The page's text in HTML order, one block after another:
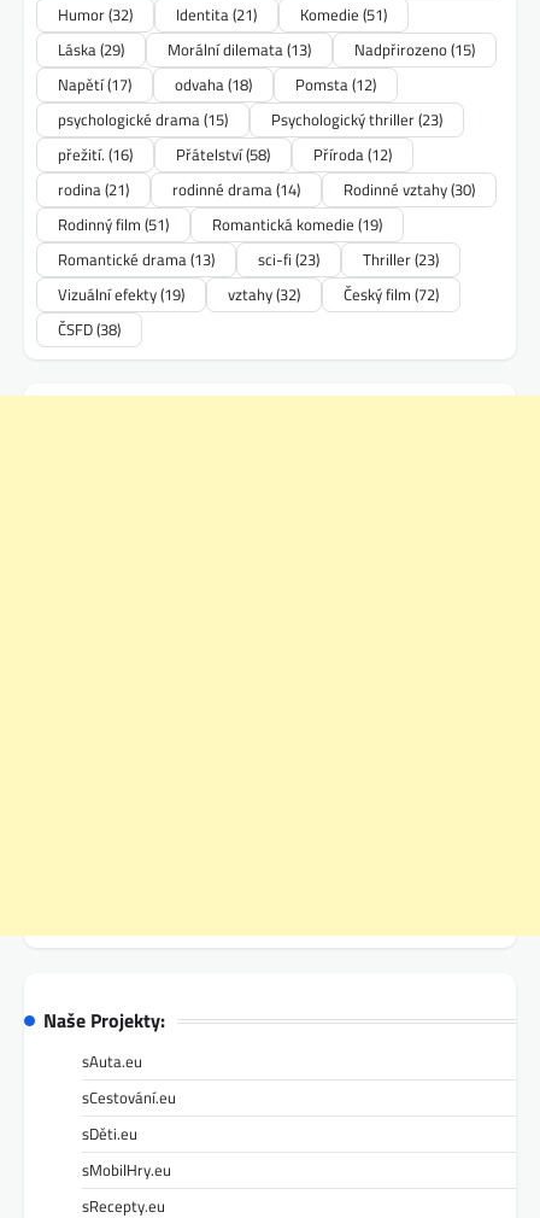
Humor(32) Identita(21) Komedie (51)
Láska(29) Morální dilemata(13) Nadpřirozeno(15)
Napětí(17) odvaha(18) Pomsta(12)
psychologické drama(15) Psychologický thriller(23)
přežití. (16) Přátelství(58) Příroda(12)
rodina(21) rodinné drama(14) Rodinné vztahy(30)
Rodinný film (51) Romantická komedie (19)
Romantické drama(13) sci-fi (23) Thriller(23)
Vizuální efekty(19) vztahy(32) Český film (72)
ČSFD(38)
Naše Projekty:
sAuta.eu
sCestování.eu
sDěti.eu
sMobilHry.eu
sRecepty.eu